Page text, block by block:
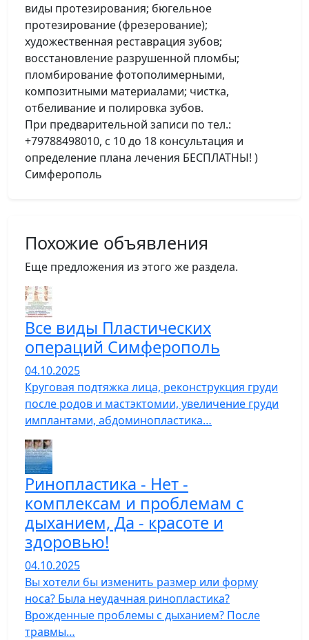
виды протезирования; бюгельное
протезирование (фрезерование);
художественная реставрация зубов;
восстановление разрушенной пломбы;
пломбирование фотополимерными,
композитными материалами; чистка,
отбеливание и полировка зубов.
При предварительной записи по тел.:
+79788498010, с 10 до 18 консультация и
определение плана лечения БЕСПЛАТНЫ! )
Симферополь
Похожие объявления
Еще предложения из этого же раздела.
Все виды Пластических
операций Симферополь
04.10.2025
Круговая подтяжка лица, реконструкция груди
после родов и мастэктомии, увеличение груди
имплантами, абдоминопластика…
Ринопластика - Нет -
комплексам и проблемам с
дыханием, Да - красоте и
здоровью!
04.10.2025
Вы хотели бы изменить размер или форму
носа? Была неудачная ринопластика?
Врожденные проблемы с дыханием? После
травмы…